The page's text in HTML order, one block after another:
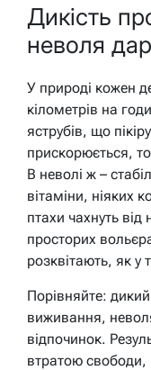
Дикість
неволя
У природі кожен
кілометрів на
яструбів, що
прискорюється,
В неволі ж –
вітаміни, ніяких
птахи чахнуть від
просторих
розквітають, як у
Порівняйте:
виживання,
відпочинок.
втратою свободи,